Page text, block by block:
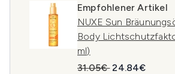
Empfohlener Artikel
NUXE Sun
Body
ml)
Unverbindliche
31.05€Aktueller Preis:
24.84€